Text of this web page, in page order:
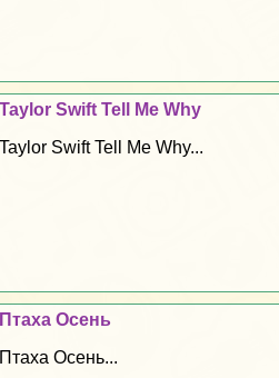
Taylor Swift Tell Me Why
Taylor Swift Tell Me Why...
Птаха Осень
Птаха Осень...